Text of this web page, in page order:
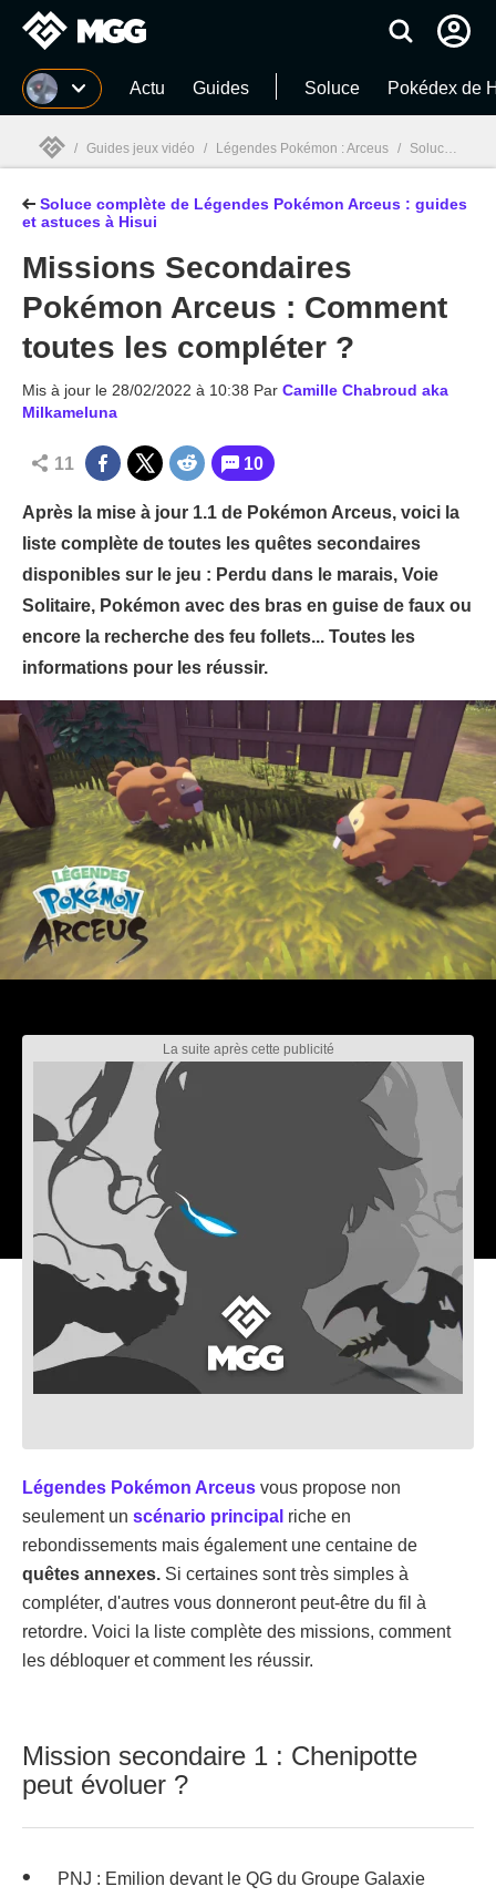
MGG Actu Guides Soluce Pokédex de
MGG
/ Guides jeux vidéo / Légendes Pokémon : Arceus / Soluce complète de Légendes Pokémon Arceus : guides et astuces à Hisui
Soluce complète de Légendes Pokémon Arceus : guides
et astuces à Hisui
Missions Secondaires
Pokémon Arceus : Comment
toutes les compléter ?
Mis à jour le 28/02/2022 à 10:38 Par Camille Chabroud aka
Milkameluna
11 10
Après la mise à jour 1.1 de Pokémon Arceus, voici la
liste complète de toutes les quêtes secondaires
disponibles sur le jeu : Perdu dans le marais, Voie
Solitaire, Pokémon avec des bras en guise de faux ou
encore la recherche des feu follets... Toutes les
informations pour les réussir.
Légendes Pokémon Arceus vous propose non
seulement un scénario principal riche en
rebondissements mais également une centaine de
quêtes annexes. Si certaines sont très simples à
compléter, d'autres vous donneront peut-être du fil à
retordre. Voici la liste complète des missions, comment
les débloquer et comment les réussir.
Mission secondaire 1 : Chenipotte
peut évoluer ?
PNJ : Emilion devant le QG du Groupe Galaxie